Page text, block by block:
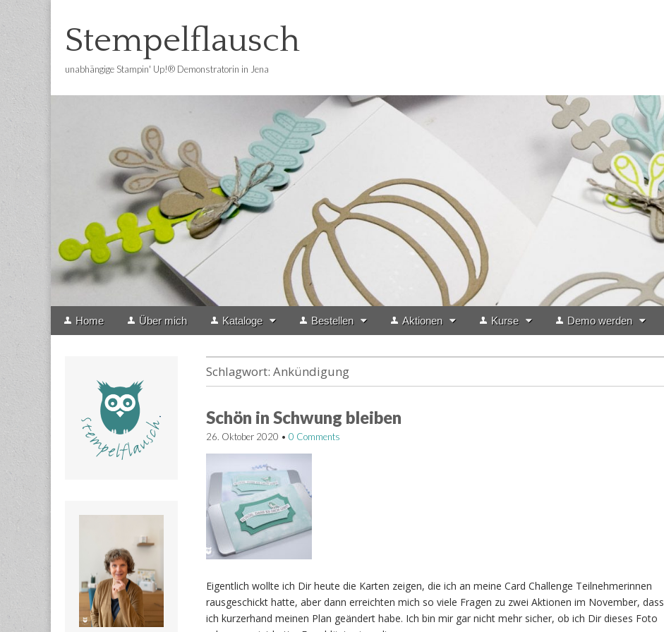
Stempelflausch
unabhängige Stampin' Up!® Demonstratorin in Jena
Main
Skip
Home Über mich Kataloge Bestellen Aktionen Kurse Demo werden
Schlagwort: Ankündigung
Schön in Schwung bleiben
26. Oktober 2020 • 0 Comments
Eigentlich wollte ich Dir heute die Karten zeigen, die ich an meine Card Challenge Teilnehmerinnen
rausgeschickt hatte, aber dann erreichten mich so viele Fragen zu zwei Aktionen im November, dass
ich kurzerhand meinen Plan geändert habe. Ich bin mir gar nicht mehr sicher, ob ich Dir dieses Foto